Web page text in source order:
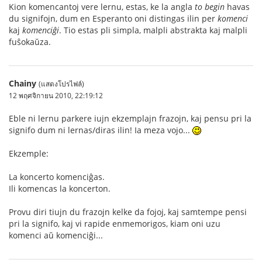
Kion komencantoj vere lernu, estas, ke la angla to begin havas
du signifojn, dum en Esperanto oni distingas ilin per komenci
kaj komenciĝi. Tio estas pli simpla, malpli abstrakta kaj malpli
fuŝokaŭza.
Chainy (แสดงโปรไฟล์)
12 พฤศจิกายน 2010, 22:19:12
Eble ni lernu parkere iujn ekzemplajn frazojn, kaj pensu pri la
signifo dum ni lernas/diras ilin! Ia meza vojo...
Ekzemple:
La koncerto komenciĝas.
Ili komencas la koncerton.
Provu diri tiujn du frazojn kelke da fojoj, kaj samtempe pensi
pri la signifo, kaj vi rapide enmemorigos, kiam oni uzu
komenci aŭ komenciĝi...